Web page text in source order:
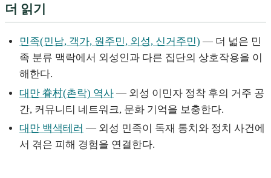
더 읽기
민족(민남, 객가, 원주민, 외성, 신거주민) — 더 넓은 민
족 분류 맥락에서 외성인과 다른 집단의 상호작용을 이
해한다.
대만 眷村(촌락) 역사 — 외성 이민자 정착 후의 거주 공
간, 커뮤니티 네트워크, 문화 기억을 보충한다.
대만 백색테러 — 외성 민족이 독재 통치와 정치 사건에
서 겪은 피해 경험을 연결한다.